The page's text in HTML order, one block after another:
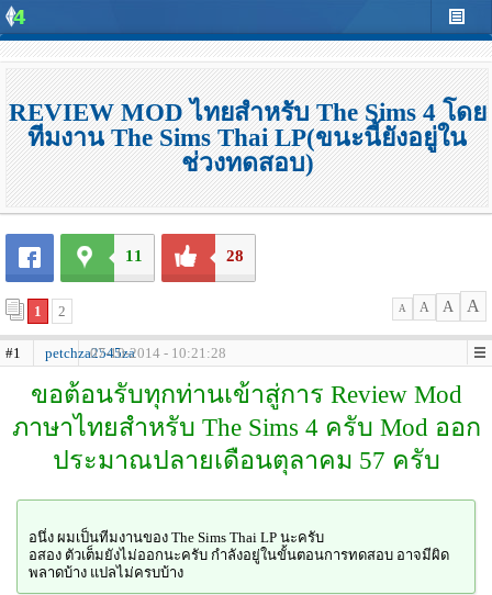
REVIEW MOD ไทยสำหรับ The Sims 4 โดย
ทีมงาน The Sims Thai LP(ขนะนี้ยังอยู่ใน
ช่วงทดสอบ)
11 28
1 2 A A A A
#1 petchza2545za07-10-2014 - 10:21:28
ขอต้อนรับทุกท่านเข้าสู่การ Review Mod
ภาษาไทยสำหรับ The Sims 4 ครับ Mod ออก
ประมาณปลายเดือนตุลาคม 57 ครับ
อนึ่ง ผมเป็นทีมงานของ The Sims Thai LP นะครับ
อสอง ตัวเต็มยังไม่ออกนะครับ กำลังอยู่ในขั้นตอนการทดสอบ อาจมีผิด
พลาดบ้าง แปลไม่ครบบ้าง